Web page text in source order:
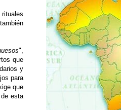
rituales
",
que
y
para
que
esta